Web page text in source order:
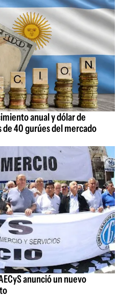
anual y dólar de
40 gurúes del mercado
anunció un nuevo